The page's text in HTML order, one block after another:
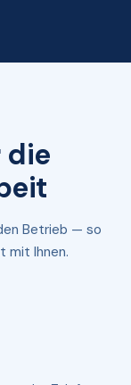
die
Betrieb — so
mit Ihnen.